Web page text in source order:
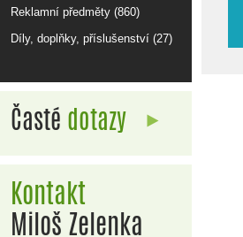
Reklamní předměty (860)
Díly, doplňky, příslušenství (27)
Časté dotazy
Kontakt
Miloš Zelenka